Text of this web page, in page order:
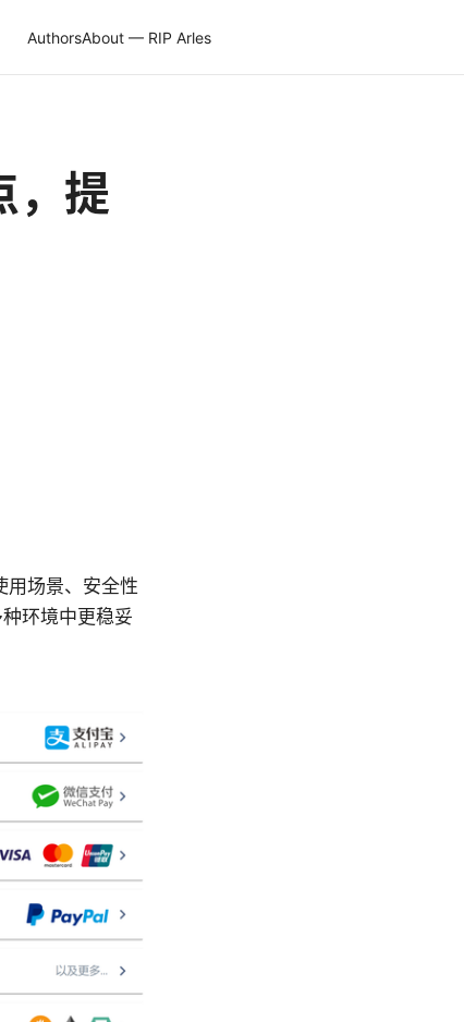
AuthorsAbout — RIP Arles
，提
用场景、安全性
环境中更稳妥